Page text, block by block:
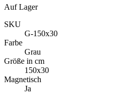
Auf Lager
SKU
G-150x30
Farbe
Grau
Größe in cm
150x30
Magnetisch
Ja